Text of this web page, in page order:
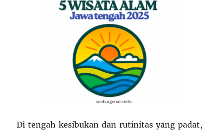
Di tengah kesibukan dan rutinitas yang padat,